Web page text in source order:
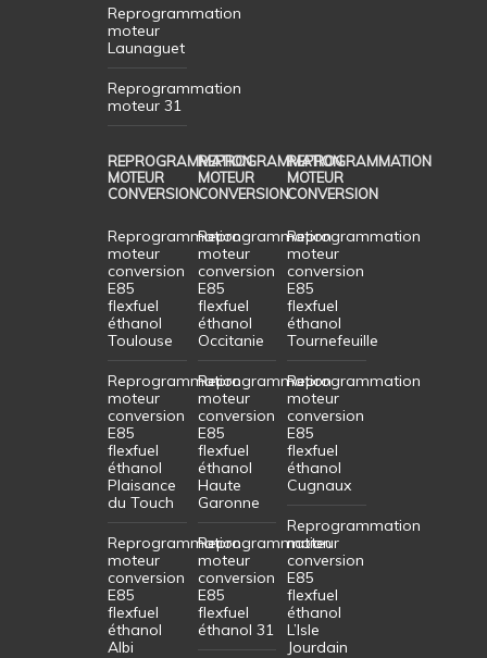
Reprogrammation
moteur
Launaguet
Reprogrammation
moteur 31
REPROGRAMMATION
MOTEUR
CONVERSION
Reprogrammation
moteur
conversion
E85
flexfuel
éthanol
Toulouse
Reprogrammation
moteur
conversion
E85
flexfuel
éthanol
Plaisance
du Touch
Reprogrammation
moteur
conversion
E85
flexfuel
éthanol
Albi
REPROGRAMMATION
MOTEUR
CONVERSION
Reprogrammation
moteur
conversion
E85
flexfuel
éthanol
Occitanie
Reprogrammation
moteur
conversion
E85
flexfuel
éthanol
Haute
Garonne
Reprogrammation
moteur
conversion
E85
flexfuel
éthanol 31
REPROGRAMMATION
MOTEUR
CONVERSION
Reprogrammation
moteur
conversion
E85
flexfuel
éthanol
Tournefeuille
Reprogrammation
moteur
conversion
E85
flexfuel
éthanol
Cugnaux
Reprogrammation
moteur
conversion
E85
flexfuel
éthanol
L’Isle
Jourdain